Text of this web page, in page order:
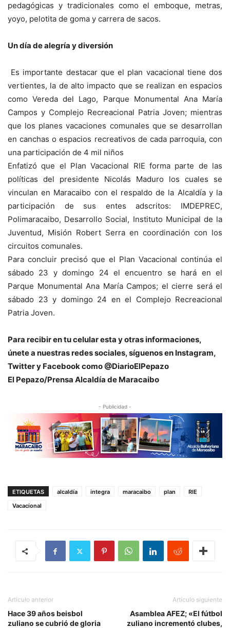
pedagógicas y tradicionales como el emboque, metras,
yoyo, pelotita de goma y carrera de sacos.
Un día de alegría y diversión
Es importante destacar que el plan vacacional tiene dos
vertientes, la de alto impacto que se realizan en espacios
como Vereda del Lago, Parque Monumental Ana María
Campos y Complejo Recreacional Patria Joven; mientras
que los planes vacaciones comunales que se desarrollan
en canchas o espacios recreativos de cada parroquia, con
una participación de 4 mil niños
Enfatizó que el Plan Vacacional RIE forma parte de las
políticas del presidente Nicolás Maduro los cuales se
vinculan en Maracaibo con el respaldo de la Alcaldía y la
participación de sus entes adscritos: IMDEPREC,
Polimaracaibo, Desarrollo Social, Instituto Municipal de la
Juventud, Misión Robert Serra en coordinación con los
circuitos comunales.
Para concluir precisó que el Plan Vacacional continúa el
sábado 23 y domingo 24 el encuentro se hará en el
Parque Monumental Ana María Campos; el cierre será el
sábado 23 y domingo 24 en el Complejo Recreacional
Patria Joven.
Para recibir en tu celular esta y otras informaciones,
únete a nuestras redes sociales, síguenos en Instagram,
Twitter y Facebook como @DiarioElPepazo
El Pepazo/Prensa Alcaldía de Maracaibo
- Publicidad -
ETIQUETAS alcaldía integra maracaibo plan
RIE
Vacacional
Artículo anterior
Hace 39 años beisbol
zuliano se cubrió de gloria
Artículo siguiente
Asamblea AFEZ; «El fútbol
zuliano incrementó clubes,